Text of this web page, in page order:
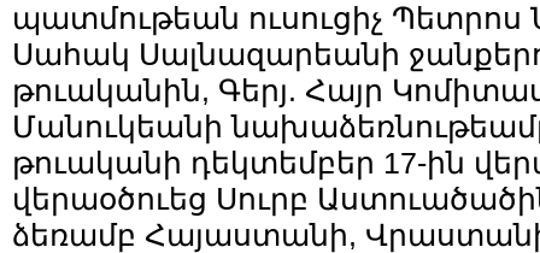
պատմութեան ուսուցիչ
Սահակ Սալնազարեանի
թուականին, Գերյ. Հայր
Մանուկեանի
թուականի դեկտեմբեր 17-ին
վերաօծուեց Սուրբ
ձեռամբ Հայաստանի,